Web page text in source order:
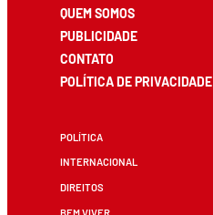
QUEM SOMOS
PUBLICIDADE
CONTATO
POLÍTICA DE PRIVACIDADE
POLÍTICA
INTERNACIONAL
DIREITOS
BEM VIVER